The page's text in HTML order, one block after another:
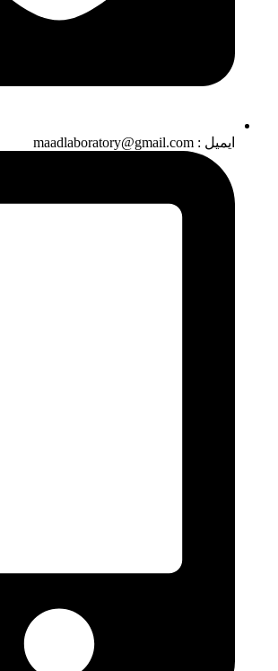
ایمیل : maadlaboratory@gmail.com